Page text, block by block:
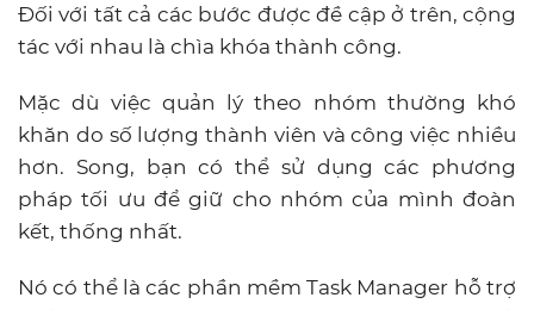
Đối với tất cả các bước được đề cập ở trên, cộng
tác với nhau là chìa khóa thành công.
Mặc dù việc quản lý theo nhóm thường khó
khăn do số lượng thành viên và công việc nhiều
hơn. Song, bạn có thể sử dụng các phương
pháp tối ưu để giữ cho nhóm của mình đoàn
kết, thống nhất.
Nó có thể là các phần mềm Task Manager hỗ trợ